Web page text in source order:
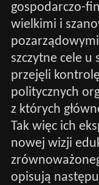
gospodarczo-
wielkimi i
szczytne cele u
przejęli
politycznych
z których
Tak więc ich
nowej wizji
opisują